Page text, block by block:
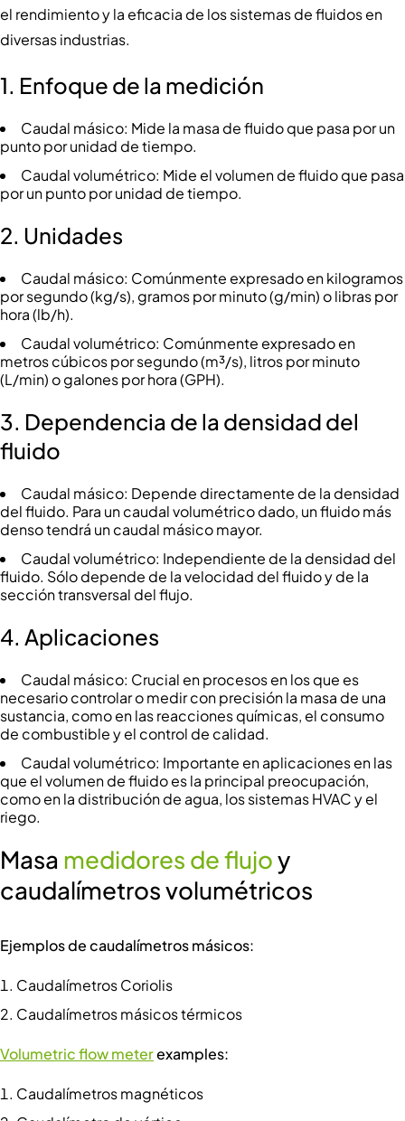
el rendimiento y la eficacia de los sistemas de fluidos en
diversas industrias.
1. Enfoque de la medición
Caudal másico: Mide la masa de fluido que pasa por un
punto por unidad de tiempo.
Caudal volumétrico: Mide el volumen de fluido que pasa
por un punto por unidad de tiempo.
2. Unidades
Caudal másico: Comúnmente expresado en kilogramos
por segundo (kg/s), gramos por minuto (g/min) o libras por
hora (lb/h).
Caudal volumétrico: Comúnmente expresado en
metros cúbicos por segundo (m³/s), litros por minuto
(L/min) o galones por hora (GPH).
3. Dependencia de la densidad del
fluido
Caudal másico: Depende directamente de la densidad
del fluido. Para un caudal volumétrico dado, un fluido más
denso tendrá un caudal másico mayor.
Caudal volumétrico: Independiente de la densidad del
fluido. Sólo depende de la velocidad del fluido y de la
sección transversal del flujo.
4. Aplicaciones
Caudal másico: Crucial en procesos en los que es
necesario controlar o medir con precisión la masa de una
sustancia, como en las reacciones químicas, el consumo
de combustible y el control de calidad.
Caudal volumétrico: Importante en aplicaciones en las
que el volumen de fluido es la principal preocupación,
como en la distribución de agua, los sistemas HVAC y el
riego.
Masa medidores de flujoy
caudalímetros volumétricos
Ejemplos de caudalímetros másicos:
Caudalímetros Coriolis
Caudalímetros másicos térmicos
Volumetric flow meterexamples:
Caudalímetros magnéticos